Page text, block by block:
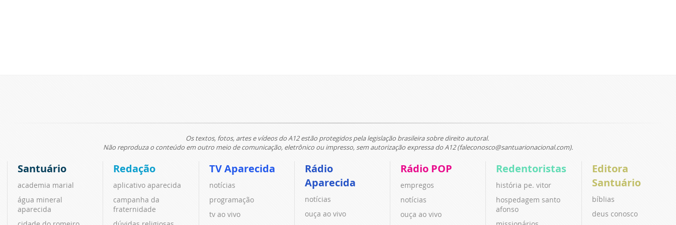
Os textos, fotos, artes e vídeos do A12 estão protegidos pela legislação brasileira sobre direito autoral.
Não reproduza o conteúdo em outro meio de comunicação, eletrônico ou impresso, sem autorização expressa do A12 (faleconosco@santuarionacional.com).
Santuário
academia marial
água mineral
aparecida
Redação
aplicativo aparecida
campanha da
fraternidade
TV Aparecida
notícias
programação
tv ao vivo
Rádio
Aparecida
notícias
ouça ao vivo
Rádio POP
empregos
notícias
ouça ao vivo
Redentoristas
história pe. vitor
hospedagem santo
afonso
Editora
Santuário
bíblias
deus conosco